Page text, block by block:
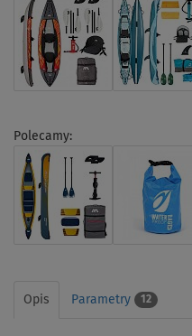
Polecamy:
Opis Parametry 12